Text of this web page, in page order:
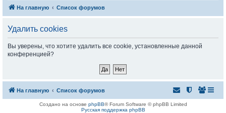
На главную Список форумов
Удалить cookies
Вы уверены, что хотите удалить все cookie, установленные данной
конференцией?
На главную Список форумов
Создано на основе phpBB® Forum Software © phpBB Limited
Русская поддержка phpBB